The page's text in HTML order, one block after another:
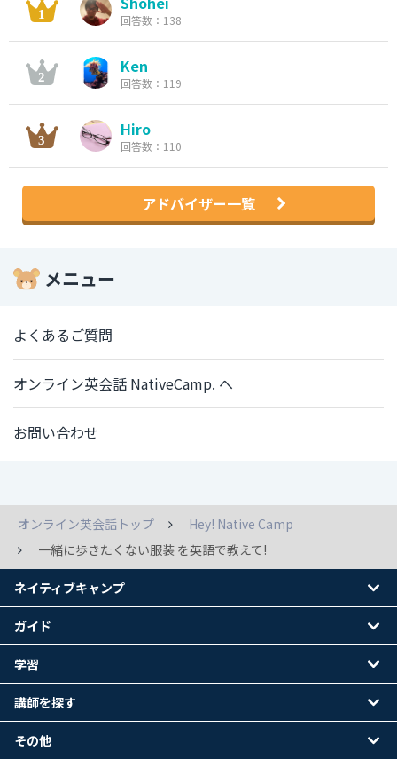
回答数：138
Ken
回答数：119
Hiro
回答数：110
アドバイザー一覧
メニュー
よくあるご質問
オンライン英会話 NativeCamp. へ
お問い合わせ
オンライン英会話トップ
Hey! Native Camp
一緒に歩きたくない服装 を英語で教えて!
ネイティブキャンプ
ガイド
学習
講師を探す
その他